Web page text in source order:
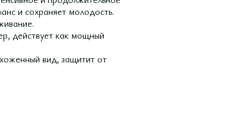
и сохраняет молодость.
действует как мощный
вид, защитит от